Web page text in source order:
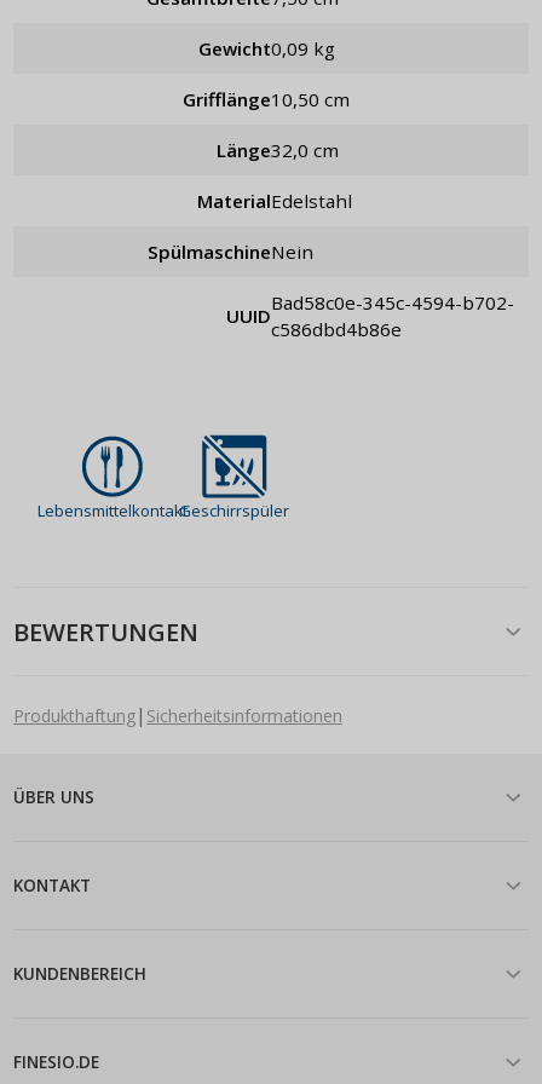
Gewicht 0,09 kg
Grifflänge 10,50 cm
Länge 32,0 cm
Material Edelstahl
Spülmaschine Nein
UUID
bad58c0e-345c-4594-b702-
c586dbd4b86e
LebensmittelkontaktGeschirrspüler
BEWERTUNGEN
Produkthaftung| Sicherheitsinformationen
ÜBER UNS
KONTAKT
KUNDENBEREICH
FINESIO.DE